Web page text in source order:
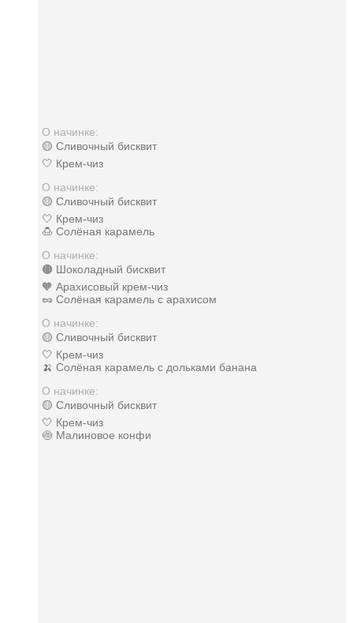
О начинке:
🟡 Сливочный бисквит
🤍 Крем-чиз
О начинке:
🟡 Сливочный бисквит
🤍 Крем-чиз
🍮 Солёная карамель
О начинке:
🟤 Шоколадный бисквит
🧡 Арахисовый крем-чиз
🥜 Солёная карамель с арахисом
О начинке:
🟡 Сливочный бисквит
🤍 Крем-чиз
🍌 Солёная карамель с дольками банана
О начинке:
🟡 Сливочный бисквит
🤍 Крем-чиз
🍥 Малиновое конфи